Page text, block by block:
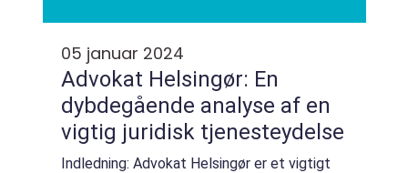
05 januar 2024
Advokat Helsingør: En
dybdegående analyse af en
vigtig juridisk tjenesteydelse
Indledning: Advokat Helsingør er et vigtigt